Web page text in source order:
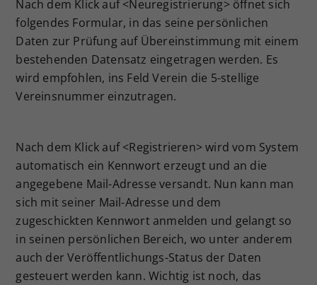
Nach dem Klick auf <Neuregistrierung> öffnet sich
folgendes Formular, in das seine persönlichen
Daten zur Prüfung auf Übereinstimmung mit einem
bestehenden Datensatz eingetragen werden. Es
wird empfohlen, ins Feld Verein die 5-stellige
Vereinsnummer einzutragen.
Nach dem Klick auf <Registrieren> wird vom System
automatisch ein Kennwort erzeugt und an die
angegebene Mail-Adresse versandt. Nun kann man
sich mit seiner Mail-Adresse und dem
zugeschickten Kennwort anmelden und gelangt so
in seinen persönlichen Bereich, wo unter anderem
auch der Veröffentlichungs-Status der Daten
gesteuert werden kann. Wichtig ist noch, das
Zweck
Dieser Wert speichert Ihre Consent-
Einstellungen. Unter anderem eine
zufällig generierte ID, für die
historische Speicherung Ihrer
vorgenommen Einstellungen, falls der
Webseiten-Betreiber dies eingestellt